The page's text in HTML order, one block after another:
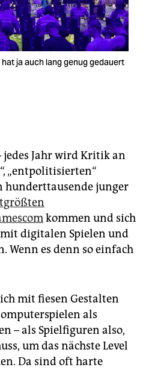
ja auch lang genug gedauert
Jahr wird Kritik an
„entpolitisierten“
hunderttausende junger
kommen und sich
digitalen Spielen und
Wenn es denn so einfach
mit fiesen Gestalten
als
– als Spielfiguren also,
um das nächste Level
Da sind oft harte